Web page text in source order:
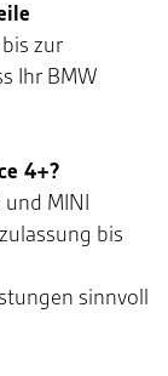
zur
Ihr BMW
4+?
MINI
bis
sinnvoll